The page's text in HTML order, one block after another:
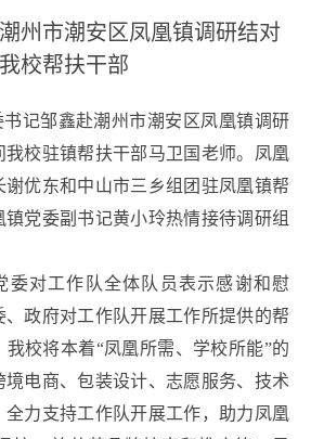
州市潮安区凤凰镇调研结对
校帮扶干部
记邹鑫赴潮州市潮安区凤凰镇调研
校驻镇帮扶干部马卫国老师。凤凰
优东和中山市三乡组团驻凤凰镇帮
党委副书记黄小玲热情接待调研组
委对工作队全体队员表示感谢和慰
、政府对工作队开展工作所提供的帮
校将本着“凤凰所需、学校所能”的
境电商、包装设计、志愿服务、技术
力支持工作队开展工作，助力凤凰